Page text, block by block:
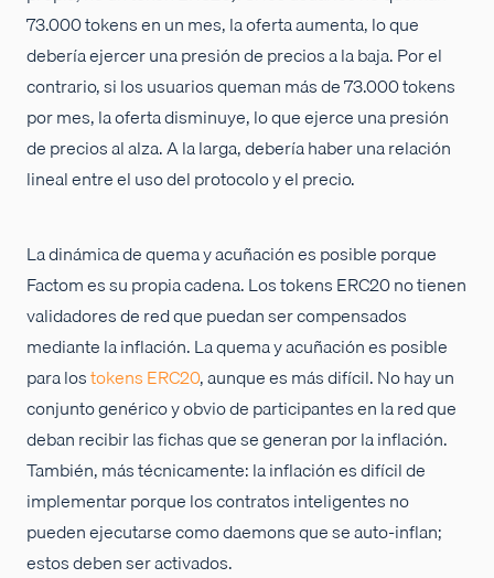
73.000 tokens en un mes, la oferta aumenta, lo que
debería ejercer una presión de precios a la baja. Por el
contrario, si los usuarios queman más de 73.000 tokens
por mes, la oferta disminuye, lo que ejerce una presión
de precios al alza. A la larga, debería haber una relación
lineal entre el uso del protocolo y el precio.
La dinámica de quema y acuñación es posible porque
Factom es su propia cadena. Los tokens ERC20 no tienen
validadores de red que puedan ser compensados
mediante la inflación. La quema y acuñación es posible
para lostokens ERC20, aunque es más difícil. No hay un
conjunto genérico y obvio de participantes en la red que
deban recibir las fichas que se generan por la inflación.
También, más técnicamente: la inflación es difícil de
implementar porque los contratos inteligentes no
pueden ejecutarse como daemons que se auto-inflan;
estos deben ser activados.